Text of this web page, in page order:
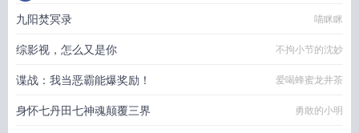
九阳焚冥录 喵眯眯
综影视，怎么又是你 不拘小节的沈妙
谍战：我当恶霸能爆奖励！ 爱喝蜂蜜龙井茶
身怀七丹田七神魂颠覆三界 勇敢的小明